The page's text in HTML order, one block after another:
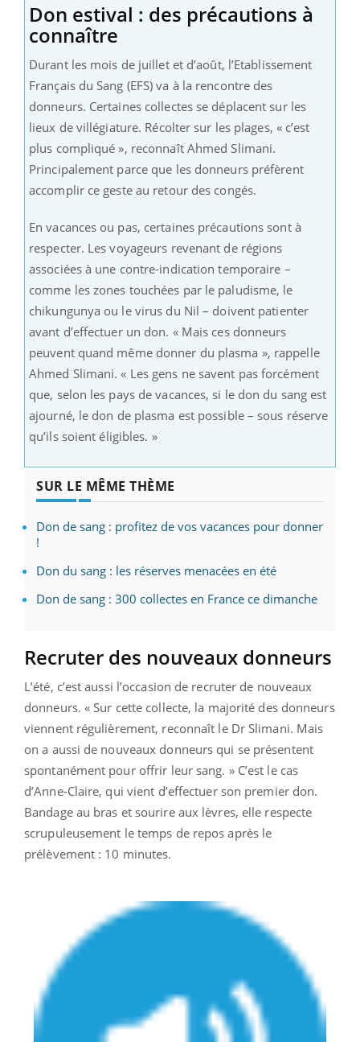
Don estival : des précautions à
connaître
Durant les mois de juillet et d’août, l’Etablissement
Français du Sang (EFS) va à la rencontre des
donneurs. Certaines collectes se déplacent sur les
lieux de villégiature. Récolter sur les plages, « c’est
plus compliqué », reconnaît Ahmed Slimani.
Principalement parce que les donneurs préfèrent
accomplir ce geste au retour des congés.
En vacances ou pas, certaines précautions sont à
respecter. Les voyageurs revenant de régions
associées à une contre-indication temporaire –
comme les zones touchées par le paludisme, le
chikungunya ou le virus du Nil – doivent patienter
avant d’effectuer un don. « Mais ces donneurs
peuvent quand même donner du plasma », rappelle
Ahmed Slimani. « Les gens ne savent pas forcément
que, selon les pays de vacances, si le don du sang est
ajourné, le don de plasma est possible – sous réserve
qu’ils soient éligibles. »
SUR LE MÊME THÈME
Don de sang : profitez de vos vacances pour donner
!
Don du sang : les réserves menacées en été
Don de sang : 300 collectes en France ce dimanche
Recruter des nouveaux donneurs
L’été, c’est aussi l’occasion de recruter de nouveaux
donneurs. « Sur cette collecte, la majorité des donneurs
viennent régulièrement, reconnaît le Dr Slimani. Mais
on a aussi de nouveaux donneurs qui se présentent
spontanément pour offrir leur sang. » C’est le cas
d’Anne-Claire, qui vient d’effectuer son premier don.
Bandage au bras et sourire aux lèvres, elle respecte
scrupuleusement le temps de repos après le
prélèvement : 10 minutes.